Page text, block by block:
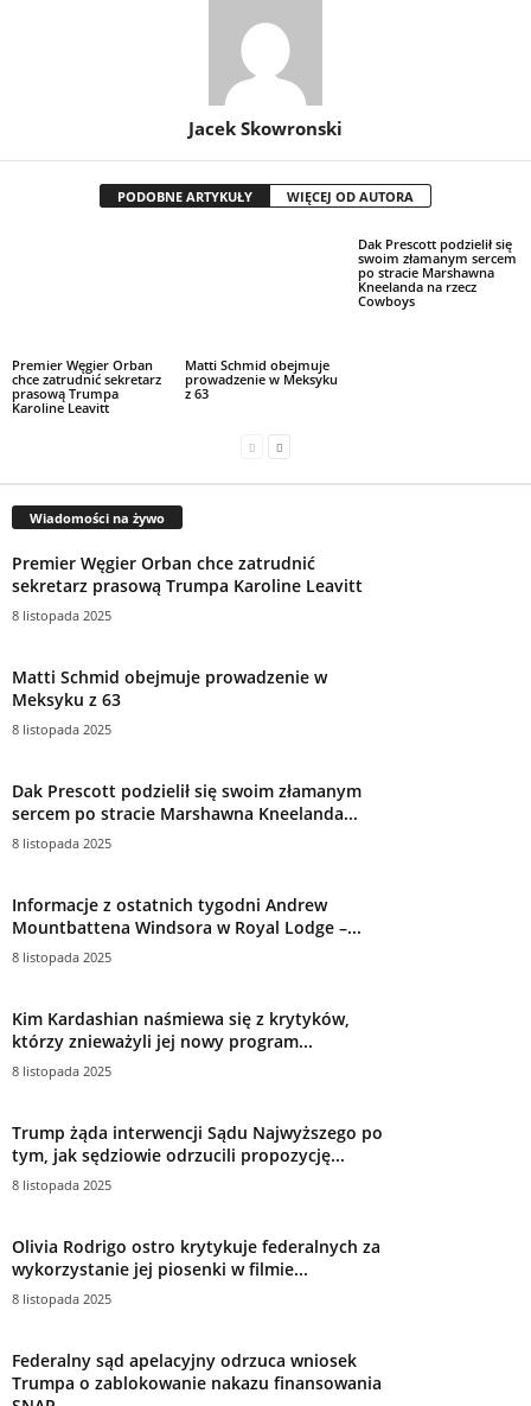
Jacek Skowronski
PODOBNE ARTYKUŁY WIĘCEJ OD AUTORA
Premier Węgier Orban
chce zatrudnić sekretarz
prasową Trumpa
Karoline Leavitt
Matti Schmid obejmuje
prowadzenie w Meksyku
z 63
Dak Prescott podzielił się
swoim złamanym sercem
po stracie Marshawna
Kneelanda na rzecz
Cowboys
Wiadomości na żywo
Premier Węgier Orban chce zatrudnić
sekretarz prasową Trumpa Karoline Leavitt
8 listopada 2025
Matti Schmid obejmuje prowadzenie w
Meksyku z 63
8 listopada 2025
Dak Prescott podzielił się swoim złamanym
sercem po stracie Marshawna Kneelanda...
8 listopada 2025
Informacje z ostatnich tygodni Andrew
Mountbattena Windsora w Royal Lodge –...
8 listopada 2025
Kim Kardashian naśmiewa się z krytyków,
którzy znieważyli jej nowy program...
8 listopada 2025
Trump żąda interwencji Sądu Najwyższego po
tym, jak sędziowie odrzucili propozycję...
8 listopada 2025
Olivia Rodrigo ostro krytykuje federalnych za
wykorzystanie jej piosenki w filmie...
8 listopada 2025
Federalny sąd apelacyjny odrzuca wniosek
Trumpa o zablokowanie nakazu finansowania